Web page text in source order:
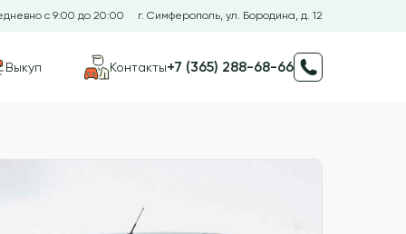
с 9:00 до 20:00 г. Симферополь, ул. Бородина, д. 12
Выкуп Контакты+7 (365) 288-68-66